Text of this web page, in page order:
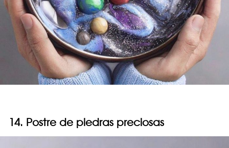
14. Postre de piedras preciosas